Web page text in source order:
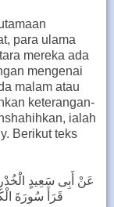
para ulama
mereka ada
mengenai
malam atau
keterangan-
ialah
Berikut teks
عَنْ أَبِى سَعِيدٍ
قَرَأَ سُورَةَ